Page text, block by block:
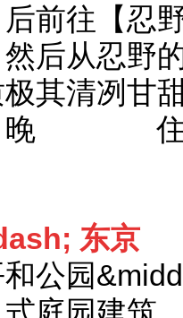
前往【忍
后从忍野
其清冽甘
晚 住宿
东京
公园